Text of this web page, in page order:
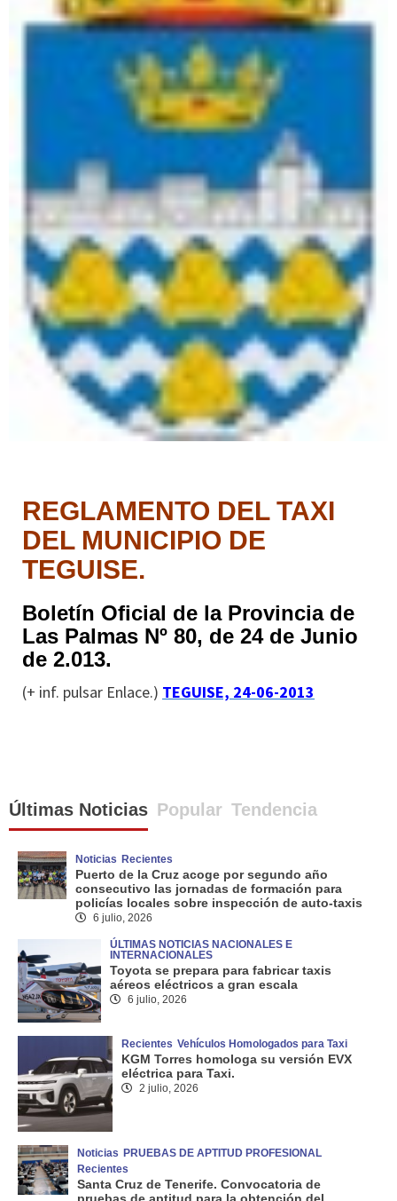
REGLAMENTO DEL TAXI
DEL MUNICIPIO DE
TEGUISE.
Boletín Oficial de la Provincia de
Las Palmas Nº 80, de 24 de Junio
de 2.013.
(+ inf. pulsar Enlace.) TEGUISE, 24-06-2013
Últimas Noticias Popular Tendencia
Noticias Recientes
Puerto de la Cruz acoge por segundo año
consecutivo las jornadas de formación para
policías locales sobre inspección de auto-taxis
6 julio, 2026
ÚLTIMAS NOTICIAS NACIONALES E
INTERNACIONALES
Toyota se prepara para fabricar taxis
aéreos eléctricos a gran escala
6 julio, 2026
Recientes Vehículos Homologados para Taxi
KGM Torres homologa su versión EVX
eléctrica para Taxi.
2 julio, 2026
Noticias PRUEBAS DE APTITUD PROFESIONAL
Recientes
Santa Cruz de Tenerife. Convocatoria de
pruebas de aptitud para la obtención del